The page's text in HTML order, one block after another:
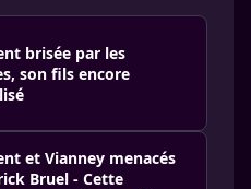
brisée par les
son fils encore
et Vianney menacés
Bruel - Cette